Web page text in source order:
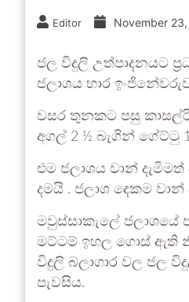
Editor November
ජල විදුලි උත්පාදනයට
ජලාශය භාර
වසර තුනකට පසු
අගල් 2 ½ බැගින් ගේට්ටු
එම ජලාශය වාන්
දමයි . ජලාශ දෙකම
මවුස්සාකැලේ
මට්ටම් ඉහල ගොස් ඇති
විදුලි බලාගාර වල ජල
පැවසිය.